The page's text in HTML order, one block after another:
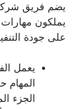
يضم فريق
يملكون
على جودة
يعمل
الجزء